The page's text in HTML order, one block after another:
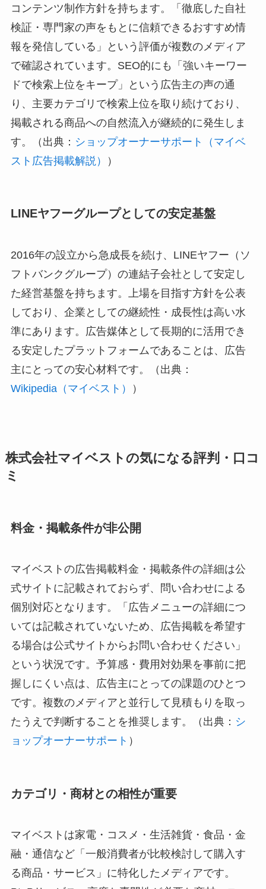
コンテンツ制作方針を持ちます。「徹底した自社
検証・専門家の声をもとに信頼できるおすすめ情
報を発信している」という評価が複数のメディア
で確認されています。SEO的にも「強いキーワー
ドで検索上位をキープ」という広告主の声の通
り、主要カテゴリで検索上位を取り続けており、
掲載される商品への自然流入が継続的に発生しま
す。（出典： ショップオーナーサポート（マイベ
スト広告掲載解説）
）
LINEヤフーグループとしての安定基盤
2016年の設立から急成長を続け、LINEヤフー（ソ
フトバンクグループ）の連結子会社として安定し
た経営基盤を持ちます。上場を目指す方針を公表
しており、企業としての継続性・成長性は高い水
準にあります。広告媒体として長期的に活用でき
る安定したプラットフォームであることは、広告
主にとっての安心材料です。（出典：
Wikipedia（マイベスト）
）
株式会社マイベストの気になる評判・口コ
ミ
料金・掲載条件が非公開
マイベストの広告掲載料金・掲載条件の詳細は公
式サイトに記載されておらず、問い合わせによる
個別対応となります。「広告メニューの詳細につ
いては記載されていないため、広告掲載を希望す
る場合は公式サイトからお問い合わせください」
という状況です。予算感・費用対効果を事前に把
握しにくい点は、広告主にとっての課題のひとつ
です。複数のメディアと並行して見積もりを取っ
たうえで判断することを推奨します。（出典： シ
ョップオーナーサポート ）
カテゴリ・商材との相性が重要
マイベストは家電・コスメ・生活雑貨・食品・金
融・通信など「一般消費者が比較検討して購入す
る商品・サービス」に特化したメディアです。